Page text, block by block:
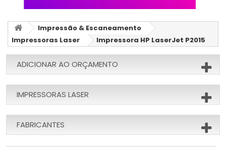
Impressão & Escaneamento
Impressoras Laser
Impressora HP LaserJet P2015
ADICIONAR AO ORÇAMENTO
IMPRESSORAS LASER
FABRICANTES